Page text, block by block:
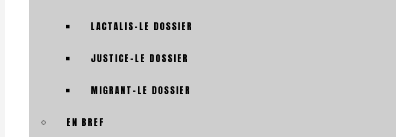
LACTALIS-LE DOSSIER
JUSTICE-LE DOSSIER
MIGRANT-LE DOSSIER
EN BREF